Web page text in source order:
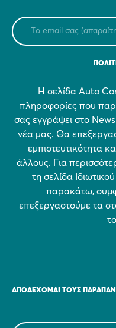
Η σελίδα Auto
πληροφορίες που
σας εγγράψει στο
νέα μας. Θα
εμπιστευτικότητα
άλλους. Για
τη σελίδα
παρακάτω,
επεξεργαστούμε τα
ΑΠΟΔΈΧΟΜΑΙ ΤΟΥΣ